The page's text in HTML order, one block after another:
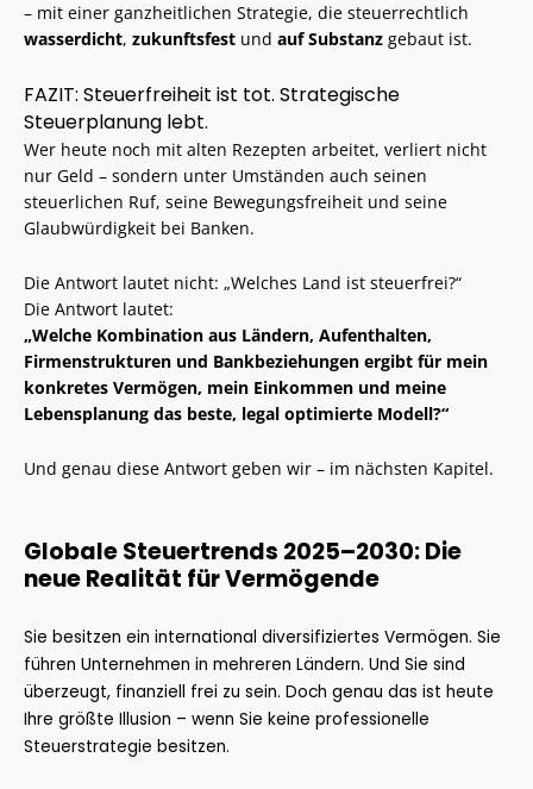
– mit einer ganzheitlichen Strategie, die steuerrechtlich
wasserdicht, zukunftsfest und auf Substanz gebaut ist.
FAZIT: Steuerfreiheit ist tot. Strategische
Steuerplanung lebt.
Wer heute noch mit alten Rezepten arbeitet, verliert nicht
nur Geld – sondern unter Umständen auch seinen
steuerlichen Ruf, seine Bewegungsfreiheit und seine
Glaubwürdigkeit bei Banken.
Die Antwort lautet nicht: „Welches Land ist steuerfrei?“
Die Antwort lautet:
„Welche Kombination aus Ländern, Aufenthalten,
Firmenstrukturen und Bankbeziehungen ergibt für mein
konkretes Vermögen, mein Einkommen und meine
Lebensplanung das beste, legal optimierte Modell?“
Und genau diese Antwort geben wir – im nächsten Kapitel.
Globale Steuertrends 2025–2030: Die
neue Realität für Vermögende
Sie besitzen ein international diversifiziertes Vermögen. Sie
führen Unternehmen in mehreren Ländern. Und Sie sind
überzeugt, finanziell frei zu sein. Doch genau das ist heute
Ihre größte Illusion – wenn Sie keine professionelle
Steuerstrategie besitzen.